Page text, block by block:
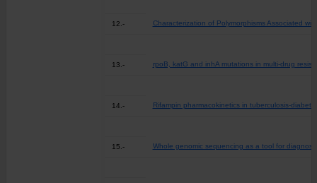
12.- Characterization of Polymorphisms Associated
13.- rpoB, katG and inhA mutations in multi-drug
14.- Rifampin pharmacokinetics in tuberculosis-
15.- Whole genomic sequencing as a tool for